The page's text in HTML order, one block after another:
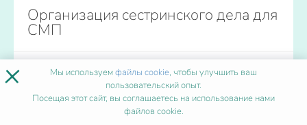
Организация сестринского дела для
СМП
Форма обучения
Дистанционно
Количество часов
Начало обучения
Каждый день
× Мы используемфайлы cookie, чтобы улучшить ваш
пользовательский опыт.
Посещая этот сайт, вы соглашаетесь на использование нами
файлов cookie.